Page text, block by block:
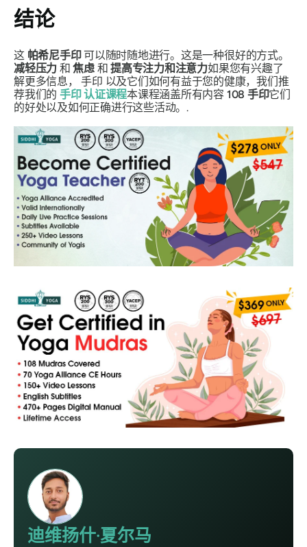
结论
这 帕希尼手印可以随时随地进行。这是一种很好的方式。
减轻压力 和焦虑和提高专注力和注意力如果您有兴趣了
解更多信息，手印 以及它们如何有益于您的健康，我们推
荐我们的 手印认证课程本课程涵盖所有内容 108 手印它们
的好处以及如何正确进行这些活动。.
迪维扬什·夏尔马